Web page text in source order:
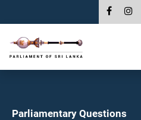
Parliamentary Questions